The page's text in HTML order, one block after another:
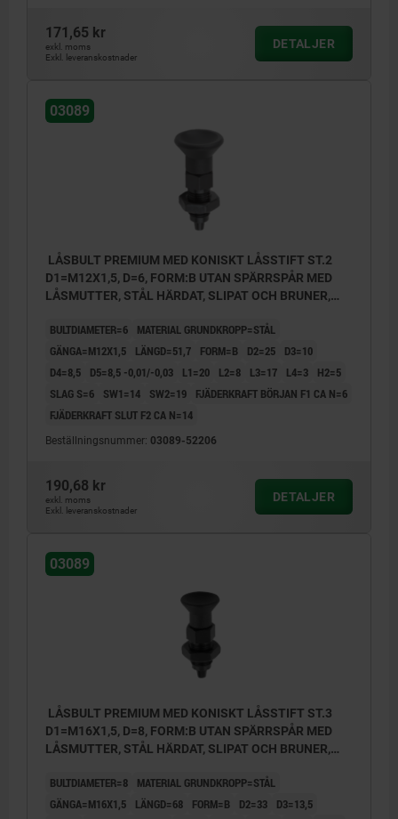
Form D: med spärr, med låsmutter
171,65 kr
exkl. moms
Exkl. leveranskostnader
DETALJER
03089
LÅSBULT PREMIUM MED KONISKT LÅSSTIFT ST.2
D1=M12X1,5, D=6, FORM:B UTAN SPÄRRSPÅR MED
LÅSMUTTER, STÅL HÄRDAT, SLIPAT OCH BRUNER,
BULTDIAMETER=6
MATERIAL GRUNDKROPP=STÅL
GÄNGA=M12X1,5
LÄNGD=51,7 FORM=B D2=25
D3=10
D4=8,5
D5=8,5 -0,01/-0,03 L1=20 L2=8 L3=17 L4=3
H2=5
SLAG S=6
SW1=14 SW2=19
FJÄDERKRAFT BÖRJAN F1 CA N=6
FJÄDERKRAFT SLUT F2 CA N=14
Beställningsnummer: 03089-52206
190,68 kr
exkl. moms
Exkl. leveranskostnader
DETALJER
03089
LÅSBULT PREMIUM MED KONISKT LÅSSTIFT ST.3
D1=M16X1,5, D=8, FORM:B UTAN SPÄRRSPÅR MED
LÅSMUTTER, STÅL HÄRDAT, SLIPAT OCH BRUNER,
BULTDIAMETER=8
MATERIAL GRUNDKROPP=STÅL
GÄNGA=M16X1,5
LÄNGD=68 FORM=B D2=33
D3=13,5